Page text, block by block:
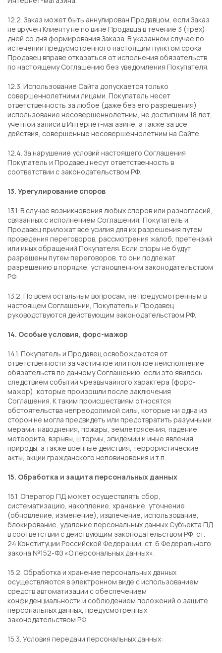
12.2. Заказ может быть аннулирован Продавцом, если Заказ
не вручен Клиенту не по вине Продавца в течение 3 (трех)
дней со дня формирования Заказа. В указанном случае по
истечении предусмотренного настоящим пунктом срока
Продавец вправе отказаться от исполнения обязательств
по настоящему Соглашению без уведомления Покупателя.
12.3. Использование Сайта допускается только
совершеннолетними лицами. Покупатель несет
ответственность за любое (даже без его разрешения)
использование несовершеннолетним, не достигшим 18 лет,
учетной записи в Интернет-магазине, а также за все
действия, совершенные несовершеннолетним на Сайте.
12.4. За нарушение условий настоящего Соглашения
Покупатель и Продавец несут ответственность в
соответствии с законодательством РФ.
13. Урегулирование споров
13.1. В случае возникновения любых споров или разногласий,
связанных с исполнением Соглашения, Покупатель и
Продавец приложат все усилия для их разрешения путем
проведения переговоров, рассмотрения жалоб, претензий
или иных обращений Покупателя. Если споры не будут
разрешены путем переговоров, то они подлежат
разрешению в порядке, установленном законодательством
РФ.
13.2. По всем остальным вопросам, не предусмотренным в
настоящем Соглашении, Покупатель и Продавец
руководствуются действующим законодательством РФ.
14. Особые условия, форс-мажор
14.1. Покупатель и Продавец освобождаются от
ответственности за частичное или полное неисполнение
обязательств по данному Соглашению, если это явилось
следствием событий чрезвычайного характера (форс-
мажор), которые произошли после заключения
Соглашения. К таким происшествиям относятся
обстоятельства непреодолимой силы, которые ни одна из
сторон не могла предвидеть или предотвратить разумными
мерами: наводнения, пожары, землетрясения, падение
метеорита, взрывы, штормы, эпидемии и иные явления
природы, а также военные действия, террористические
акты, акции гражданского неповиновения и т.п.
15. Обработка и защита персональных данных
15.1. Оператор ПД может осуществлять сбор,
систематизацию, накопление, хранение, уточнение
(обновление, изменение), извлечение, использование,
блокирование, удаление персональных данных Субъекта ПД
в соответствии с действующим законодательством РФ: ст.
24 Конституции Российской Федерации, ст. 6 Федерального
закона №152-ФЗ «О персональных данных».
15.2. Обработка и хранение персональных данных
осуществляются в электронном виде с использованием
средств автоматизации с обеспечением
конфиденциальности и соблюдением положений о защите
персональных данных, предусмотренных
законодательством РФ.
15.3. Условия передачи персональных данных: